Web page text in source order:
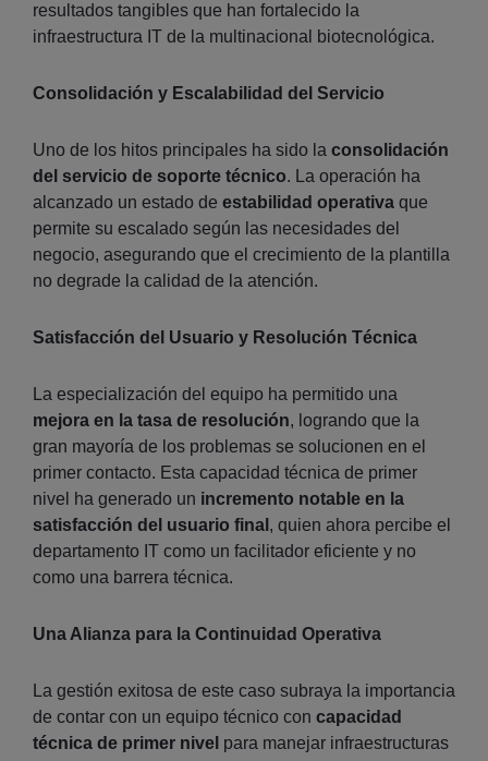
resultados tangibles que han fortalecido la
infraestructura IT de la multinacional biotecnológica.
Consolidación y Escalabilidad del Servicio
Uno de los hitos principales ha sido la consolidación
del servicio de soporte técnico. La operación ha
alcanzado un estado de estabilidad operativa que
permite su escalado según las necesidades del
negocio, asegurando que el crecimiento de la plantilla
no degrade la calidad de la atención.
Satisfacción del Usuario y Resolución Técnica
La especialización del equipo ha permitido una
mejora en la tasa de resolución, logrando que la
gran mayoría de los problemas se solucionen en el
primer contacto. Esta capacidad técnica de primer
nivel ha generado un incremento notable en la
satisfacción del usuario final , quien ahora percibe el
departamento IT como un facilitador eficiente y no
como una barrera técnica.
Una Alianza para la Continuidad Operativa
La gestión exitosa de este caso subraya la importancia
de contar con un equipo técnico con capacidad
técnica de primer nivel para manejar infraestructuras